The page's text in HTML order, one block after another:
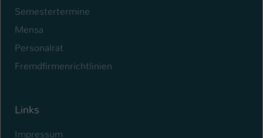
Semestertermine
Mensa
Personalrat
Fremdfirmenrichtlinien
Links
Impressum